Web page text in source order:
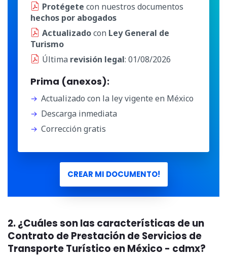
Protégete con nuestros documentos
hechos por abogados
Actualizadocon Ley General de
Turismo
Última revisión legal: 01/08/2026
Prima (anexos):
Actualizado con la ley vigente en México
Descarga inmediata
Corrección gratis
CREAR MI DOCUMENTO!
2. ¿Cuáles son las características de un
Contrato de Prestación de Servicios de
Transporte Turístico en México - cdmx?